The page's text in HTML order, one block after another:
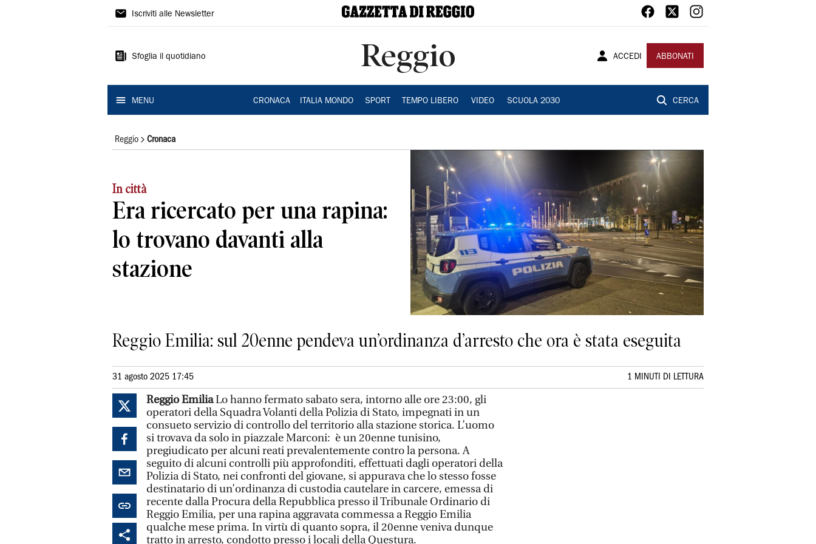
Gazzetta
Reggio
Iscriviti alle Newsletter
Sfoglia il quotidiano Reggio ACCEDI ABBONATI
MENU CRONACA ITALIA MONDO SPORT TEMPO LIBERO VIDEO SCUOLA 2030 CERCA
Reggio Cronaca
In città
Era ricercato per una rapina:
lo trovano davanti alla
stazione
Reggio Emilia: sul 20enne pendeva un’ordinanza d’arresto che ora è stata eseguita
31 agosto 2025 17:45 1 MINUTI DI LETTURA
Reggio EmiliaLo hanno fermato sabato sera, intorno alle ore 23:00, gli
operatori della Squadra Volanti della Polizia di Stato, impegnati in un
consueto servizio di controllo del territorio alla stazione storica. L’uomo
si trovava da solo in piazzale Marconi: è un 20enne tunisino,
pregiudicato per alcuni reati prevalentemente contro la persona. A
seguito di alcuni controlli più approfonditi, effettuati dagli operatori della
Polizia di Stato, nei confronti del giovane, si appurava che lo stesso fosse
destinatario di un’ordinanza di custodia cautelare in carcere, emessa di
recente dalla Procura della Repubblica presso il Tribunale Ordinario di
Reggio Emilia, per una rapina aggravata commessa a Reggio Emilia
qualche mese prima. In virtù di quanto sopra, il 20enne veniva dunque
tratto in arresto, condotto presso i locali della Questura.